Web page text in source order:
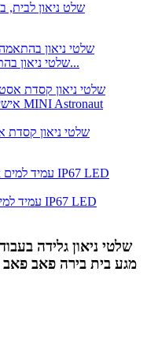
rt שלטי ניאון בהתאמה אישית לבית ולוול דה...
שלטי ניאון קסדת
שלטי ניאון גלידה
מגע בית בירה פאב